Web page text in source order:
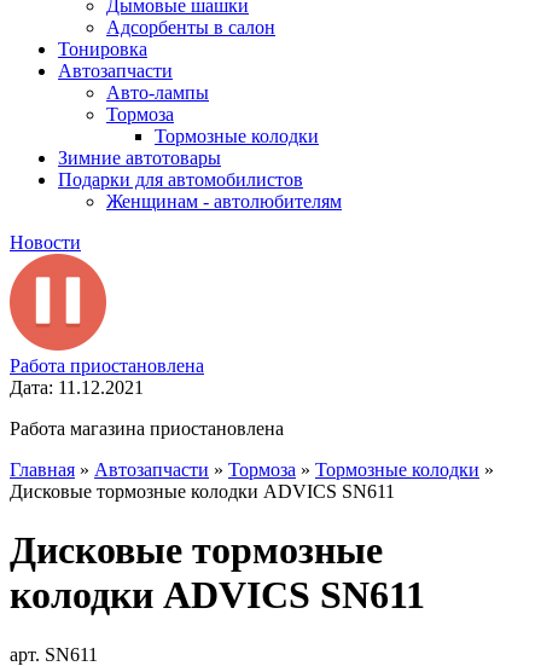
Дымовые шашки
Адсорбенты в салон
Тонировка
Автозапчасти
Авто-лампы
Тормоза
Тормозные колодки
Зимние автотовары
Подарки для автомобилистов
Женщинам - автолюбителям
Новости
Работа приостановлена
Дата: 11.12.2021
Работа магазина приостановлена
Главная » Автозапчасти » Тормоза » Тормозные колодки »
Дисковые тормозные колодки ADVICS SN611
Дисковые тормозные
колодки ADVICS SN611
арт. SN611